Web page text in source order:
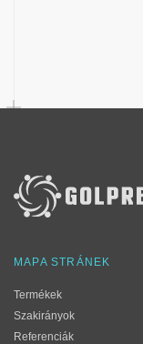
MAPA STRÁNEK
Termékek
Szakirányok
Referenciák